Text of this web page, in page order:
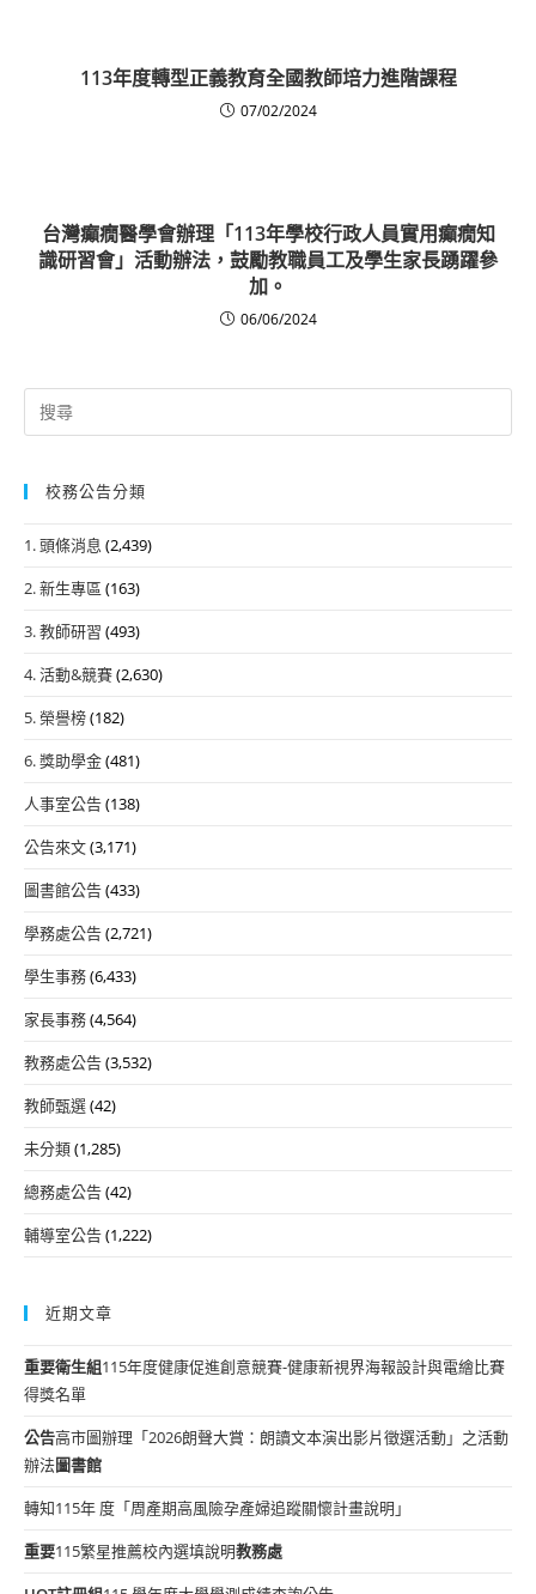
113年度轉型正義教育全國教師培力進階課程
07/02/2024
台灣癲癇醫學會辦理「113年學校行政人員實用癲癇知
識研習會」活動辦法，鼓勵教職員工及學生家長踴躍參
加。
06/06/2024
Search
for:
校務公告分類
1. 頭條消息 (2,439)
2. 新生專區 (163)
3. 教師研習 (493)
4. 活動&競賽(2,630)
5. 榮譽榜(182)
6. 獎助學金(481)
人事室公告(138)
公告來文(3,171)
圖書館公告(433)
學務處公告(2,721)
學生事務(6,433)
家長事務(4,564)
教務處公告(3,532)
教師甄選(42)
未分類(1,285)
總務處公告(42)
輔導室公告(1,222)
近期文章
重要衛生組115年度健康促進創意競賽-健康新視界海報設計與電繪比賽
得獎名單
公告高市圖辦理「2026朗聲大賞：朗讀文本演出影片徵選活動」之活動
辦法圖書館
轉知115年 度「周產期高風險孕產婦追蹤關懷計畫說明」
重要115繁星推薦校內選填說明教務處